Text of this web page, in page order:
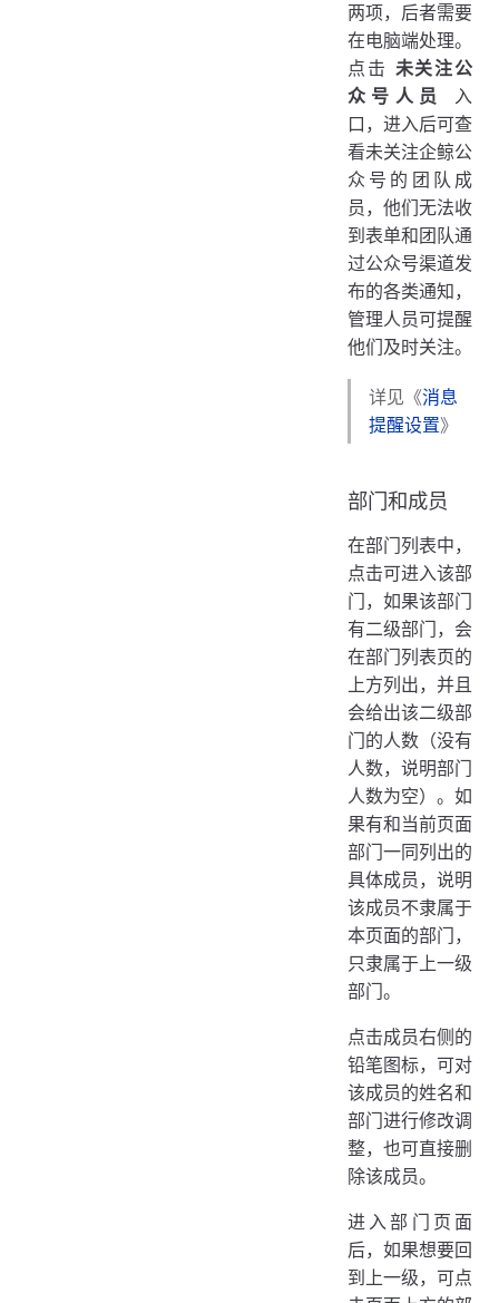
两项，后者需要
在电脑端处理。
点击 未关注公
众号人员
入
口，进入后可查
看未关注企鲸公
众号的团队成
员，他们无法收
到表单和团队通
过公众号渠道发
布的各类通知，
管理人员可提醒
他们及时关注。
详见《消息
提醒设置》
部门和成员
在部门列表中，
点击可进入该部
门，如果该部门
有二级部门，会
在部门列表页的
上方列出，并且
会给出该二级部
门的人数（没有
人数，说明部门
人数为空）。如
果有和当前页面
部门一同列出的
具体成员，说明
该成员不隶属于
本页面的部门，
只隶属于上一级
部门。
点击成员右侧的
铅笔图标，可对
该成员的姓名和
部门进行修改调
整，也可直接删
除该成员。
进入部门页面
后，如果想要回
到上一级，可点